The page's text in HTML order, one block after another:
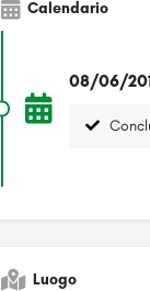
Calendario
08/06/
Luogo